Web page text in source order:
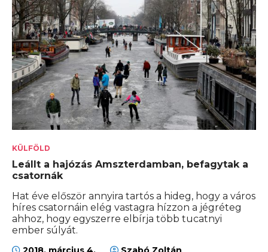
KÜLFÖLD
Leállt a hajózás Amszterdamban, befagytak a
csatornák
Hat éve először annyira tartós a hideg, hogy a város
híres csatornáin elég vastagra hízzon a jégréteg
ahhoz, hogy egyszerre elbírja több tucatnyi
ember súlyát.